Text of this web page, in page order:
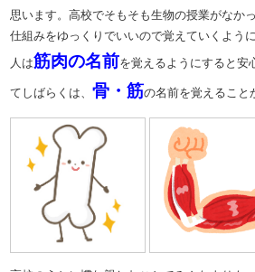
思います。高校でそもそも生物の授業がなか
仕組みをゆっくりでいいので覚えていくよう
人は筋肉の名前を覚えるようにすると安
てしばらくは、骨・筋の名前を覚えること